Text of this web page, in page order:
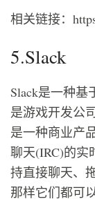
相关链接：
5.Slack
Slack是一种基
是游戏开发公
是一种商业产
聊天(IRC)的实
持直接聊天、
那样它们都可